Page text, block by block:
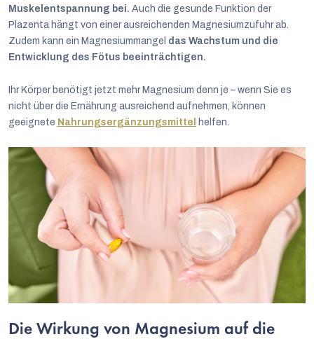
Muskelentspannung bei. Auch die gesunde Funktion der
Plazenta hängt von einer ausreichenden Magnesiumzufuhr ab.
Zudem kann ein Magnesiummangel das Wachstum und die
Entwicklung des Fötus beeinträchtigen.
Ihr Körper benötigt jetzt mehr Magnesium denn je – wenn Sie es
nicht über die Ernährung ausreichend aufnehmen, können
geeignete Nahrungsergänzungsmittel helfen.
Die Wirkung von Magnesium auf die